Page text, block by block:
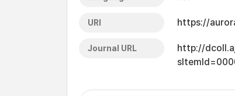
URI https://
Journal URL
http://